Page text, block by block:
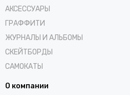
АКСЕССУАРЫ
ГРАФФИТИ
ЖУРНАЛЫ И АЛЬБОМЫ
СКЕЙТБОРДЫ
САМОКАТЫ
О компании